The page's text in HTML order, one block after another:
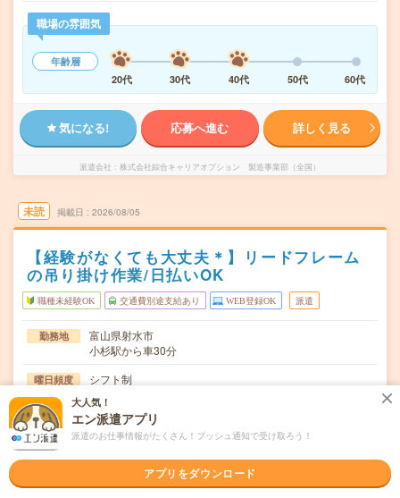
職場の雰囲気
年齢層
20代
30代 40代 50代 60代
気になる! 応募へ進む 詳しく見る
派遣会社 株式会社綜合キャリアオプション 製造事業部（全国）
未読 掲載日 2026/08/05
【経験がなくても大丈夫＊】リードフレーム
の吊り掛け作業/日払いOK
職種未経験OK 交通費別途支給あり WEB登録OK 派遣
勤務地
富山県射水市
小杉駅から車30分
曜日頻度 シフト制
時間 08:20～17:00
期間 長期でお仕事できる方、大歓迎！
時給1200円
交通費
大人気！
エン派遣アプリ
派遣のお仕事情報がたくさん！プッシュ通知で受け取ろう！
アプリをダウンロード